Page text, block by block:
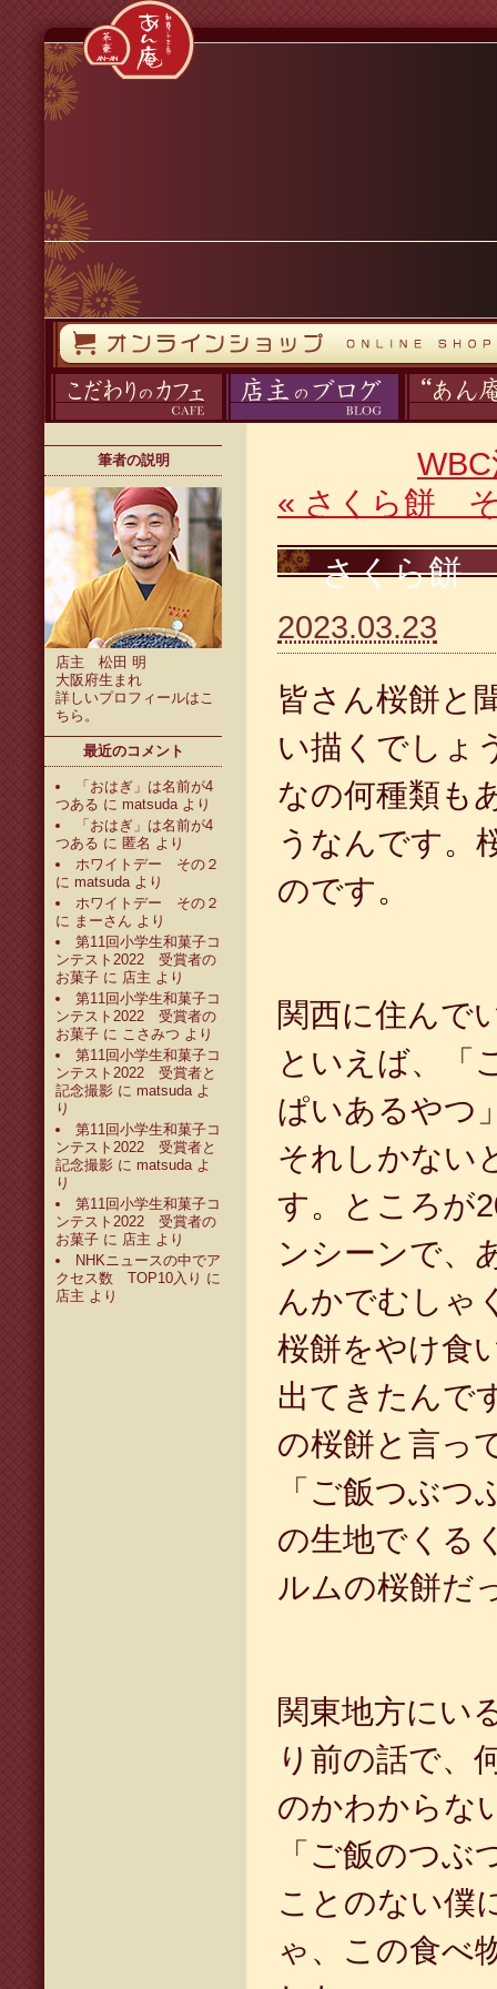
筆者の説明
店主 松田 明
大阪府生まれ
詳しいプロフィールはこ
ちら 。
最近のコメント
「おはぎ」は名前が4
つある に matsudaより
「おはぎ」は名前が4
つある に 匿名 より
ホワイトデー その２
に matsudaより
ホワイトデー その２
に まーさん より
第11回小学生和菓子コ
ンテスト2022 受賞者の
お菓子 に 店主 より
第11回小学生和菓子コ
ンテスト2022 受賞者の
お菓子 に こさみつ より
第11回小学生和菓子コ
ンテスト2022 受賞者と
記念撮影 に matsudaよ
り
第11回小学生和菓子コ
ンテスト2022 受賞者と
記念撮影 に matsudaよ
り
第11回小学生和菓子コ
ンテスト2022 受賞者の
お菓子 に 店主 より
NHKニュースの中でア
クセス数 TOP10入り に
店主 より
« さくら餅
さくら餅
2023.03.23
皆さん桜餅と
い描くでしょ
なの何種類も
うなんです。
のです。
関西に住んで
といえば、「
ぱいあるやつ
それしかない
す。ところが
ンシーンで、
んかでむしゃ
桜餅をやけ食
出てきたんで
の桜餅と言っ
「ご飯つぶつ
の生地でくる
ルムの桜餅だ
関東地方にい
り前の話で、
のかわからな
「ご飯のつ
ことのない僕
ゃ、この食べ